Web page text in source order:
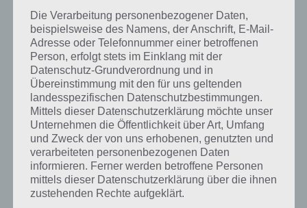
8. Du bleibst in diesem Gebiet. Links daneben siehst du eine Stelle
mit einem Rahmen. Aktiviere die Linse und wische die Erde weg bis
zwei Symbole erscheinen. Merke dir diese.
Kapitel 3 Lösung – Schritt 4
9. Im nächsten Schritt zur The Room 2 Lösung musst du nun zur
Armbrust wechseln. Dort setzt du zunächst den Mechanismus ein
(Punkt 6). An der Spitze platzierst du das Metall (Punkt 1). Nun das
Seil an die Spitze (Punkt 7). Nun aktiviere die Armbrust (zum
Mechanismus gehen und den Schalter betätigen) und unten öffnet
Die Verarbeitung personenbezogener Daten,
beispielsweise des Namens, der Anschrift, E-Mail-
Adresse oder Telefonnummer einer betroffenen
Person, erfolgt stets im Einklang mit der
Datenschutz-Grundverordnung und in
Übereinstimmung mit den für uns geltenden
landesspezifischen Datenschutzbestimmungen.
Mittels dieser Datenschutzerklärung möchte unser
Unternehmen die Öffentlichkeit über Art, Umfang
und Zweck der von uns erhobenen, genutzten und
verarbeiteten personenbezogenen Daten
informieren. Ferner werden betroffene Personen
mittels dieser Datenschutzerklärung über die ihnen
zustehenden Rechte aufgeklärt.